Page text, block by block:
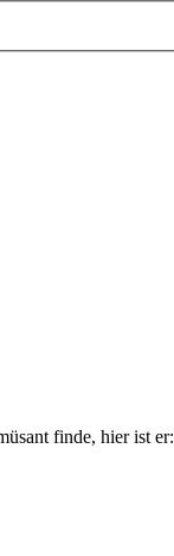
finde, hier ist er: